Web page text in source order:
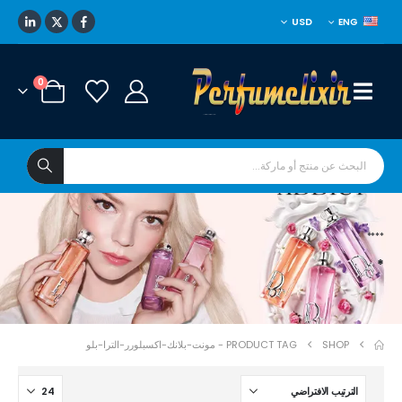
ENG
USD
0
****
*
SHOP
PRODUCT TAG - مونت-بلانك-اكسبلورر-الترا-بلو